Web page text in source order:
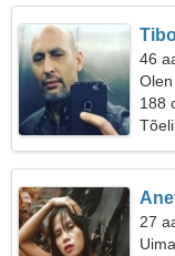
46
188
27